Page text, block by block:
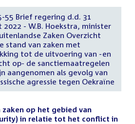
55 Brief regering d.d. 31
2022 - W.B. Hoekstra, minister
Zaken Overzicht
stand van zaken met
tot de uitvoering van -en
op- de sanctiemaatregelen
aangenomen als gevolg van
agressie tegen Oekraïne
zaken op het gebied van
in relatie tot het conflict in